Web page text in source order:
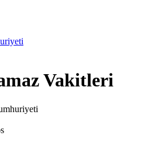
Vakitleri